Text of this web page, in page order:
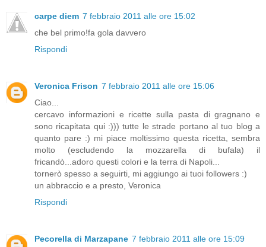
carpe diem 7 febbraio 2011 alle ore 15:02
che bel primo!fa gola davvero
Rispondi
Veronica Frison 7 febbraio 2011 alle ore 15:06
Ciao...
cercavo informazioni e ricette sulla pasta di gragnano e
sono ricapitata qui :))) tutte le strade portano al tuo blog a
quanto pare :) mi piace moltissimo questa ricetta, sembra
molto (escludendo la mozzarella di bufala) il
fricandò...adoro questi colori e la terra di Napoli...
tornerò spesso a seguirti, mi aggiungo ai tuoi followers :)
un abbraccio e a presto, Veronica
Rispondi
Pecorella di Marzapane 7 febbraio 2011 alle ore 15:09